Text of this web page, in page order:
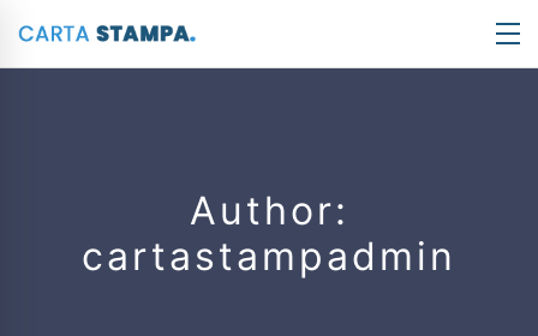
Author:
cartastampadmin